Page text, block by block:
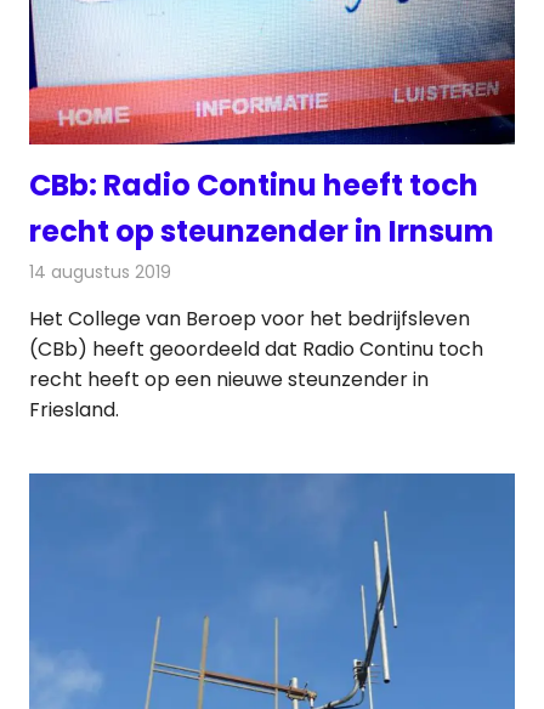
CBb: Radio Continu heeft toch
recht op steunzender in Irnsum
14 augustus 2019
Het College van Beroep voor het bedrijfsleven
(CBb) heeft geoordeeld dat Radio Continu toch
recht heeft op een nieuwe steunzender in
Friesland.